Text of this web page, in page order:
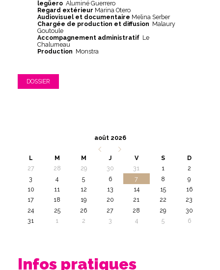
legüeroAluminé Guerrero
Regard extérieur Marina Otero
Audiovisuel et documentaire Melina Serber
Chargée de production et diffusion Malaury
Goutoule
Accompagnement administratifLe
Chalumeau
Production Monstra
DOSSIER
août 2026
L M M J V S
D
27
28 29 30 31 1
2
3
4 5 6 7 8
9
10
11 12 13 14 15
16
17
18 19 20 21 22
23
24
25 26 27 28 29
30
31
1 2 3 4 5 6
Infos pratiques